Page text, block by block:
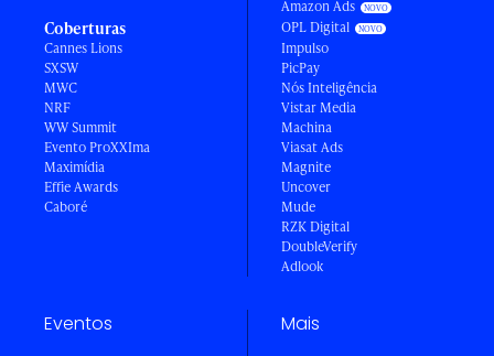
Coberturas
Cannes Lions
SXSW
MWC
NRF
WW Summit
Evento ProXXIma
Maximídia
Effie Awards
Caboré
Amazon Ads
OPL Digital
Impulso
PicPay
Nós Inteligência
Vistar Media
Machina
Viasat Ads
Magnite
Uncover
Mude
RZK Digital
DoubleVerify
Adlook
Eventos Mais